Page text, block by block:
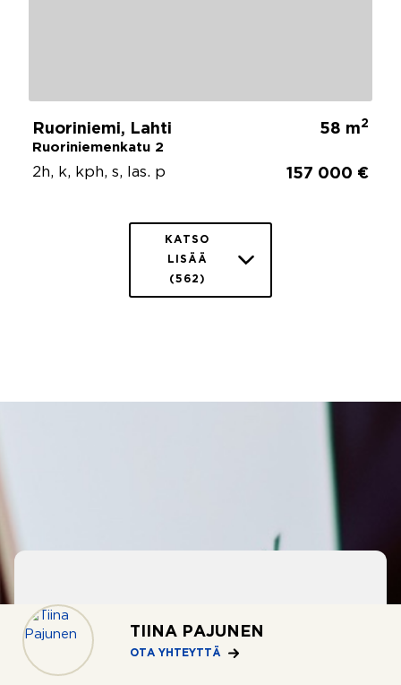
TIINA PAJUNEN
OTA YHTEYTTÄ
Ruoriniemi, Lahti
Ruoriniemenkatu 2
58 m2
2h, k, kph, s, las. p 157 000 €
KATSO
LISÄÄ
(562)
Apua asunnon ostoon